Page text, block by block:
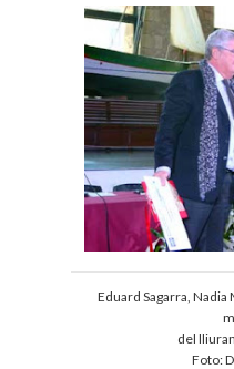
Eduard Sagarra,
del
Foto: